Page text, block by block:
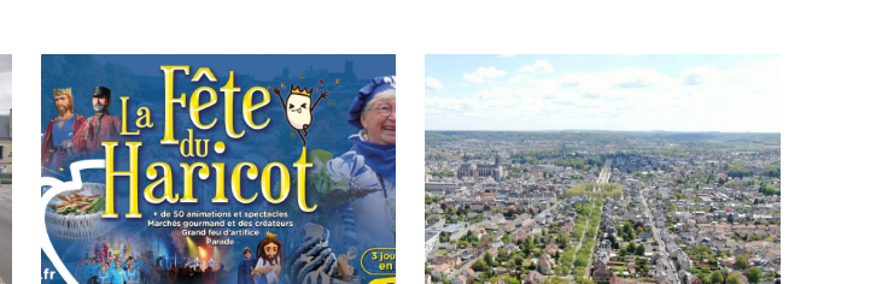
Fête du Haricot 2026
Plus vert, plus beau, plus sûr : le boulevard
Pasteur change de dimension